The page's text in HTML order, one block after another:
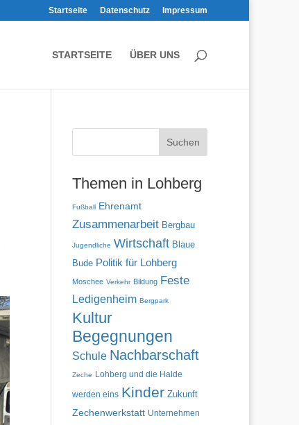
Startseite Datenschutz Impressum
STARTSEITE ÜBER UNS
Themen in Lohberg
Fußball Ehrenamt
Zusammenarbeit Bergbau
Jugendliche Wirtschaft Blaue
Bude Politik für Lohberg
Moschee Verkehr Bildung Feste
Ledigenheim Bergpark
Kultur
Begegnungen
Schule Nachbarschaft
Zeche Lohberg und die Halde
werden eins Kinder Zukunft
Zechenwerkstatt Unternehmen